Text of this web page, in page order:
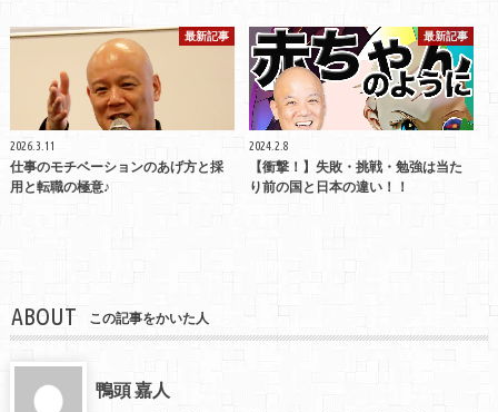
最新記事
2026.3.11
仕事のモチベーションのあげ方と採
用と転職の極意♪
最新記事
2024.2.8
【衝撃！】失敗・挑戦・勉強は当た
り前の国と日本の違い！！
ABOUT この記事をかいた人
鴨頭 嘉人